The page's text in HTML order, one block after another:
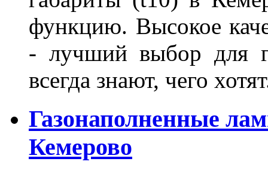
функцию. Высокое
- лучший выбор для
всегда знают, чего
Газонаполненные
Кемерово